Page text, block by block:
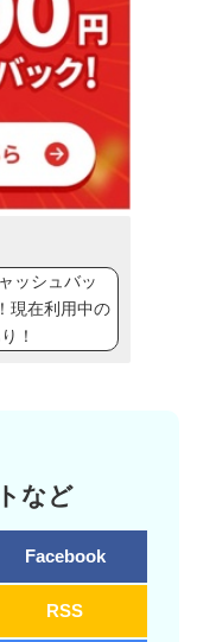
ッシュバッ
現在利用中の
！
など
Facebook
RSS